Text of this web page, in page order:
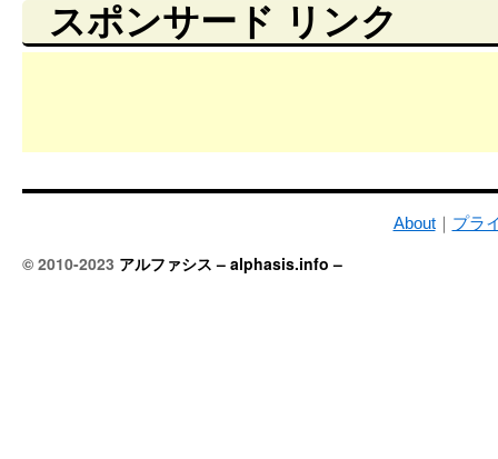
スポンサード リンク
About｜ プラ
© 2010-2023 アルファシス – alphasis.info –